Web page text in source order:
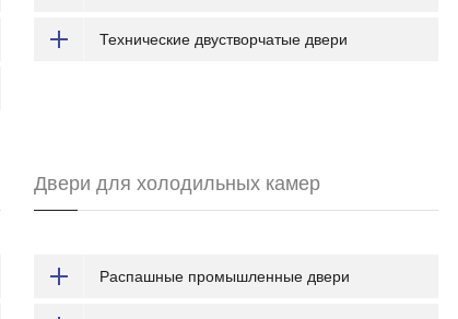
Технические двустворчатые двери
Двери для холодильных камер
Распашные промышленные двери